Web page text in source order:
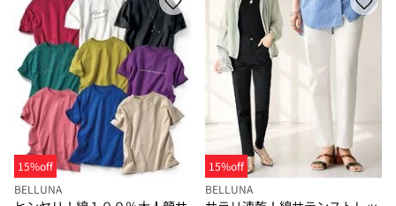
15%off
BELLUNA
15%off
BELLUNA